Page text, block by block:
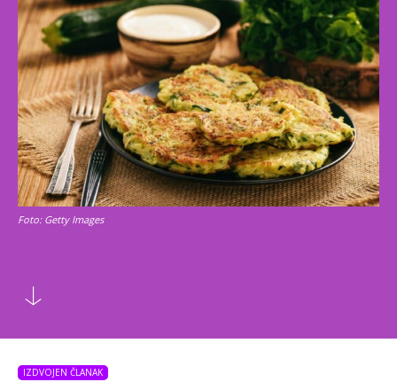
Foto: Getty Images
IZDVOJEN ČLANAK